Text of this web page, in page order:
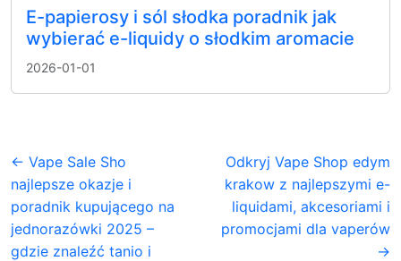
E-papierosy i sól słodka poradnik jak
wybierać e-liquidy o słodkim aromacie
2026-01-01
← Vape Sale Sho
najlepsze okazje i
poradnik kupującego na
jednorazówki 2025 –
gdzie znaleźć tanio i
Odkryj Vape Shop edym
krakow z najlepszymi e-
liquidami, akcesoriami i
promocjami dla vaperów
→